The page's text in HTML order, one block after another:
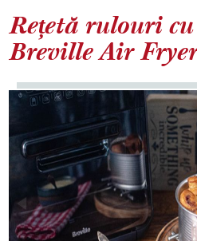
Rețetă rulouri
Breville Air